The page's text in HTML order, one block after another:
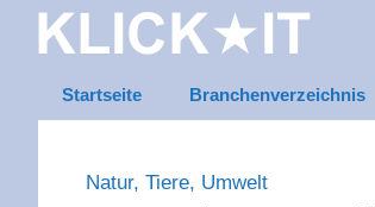
Inhalt
Startseite Branchenverzeichnis
Natur, Tiere, Umwelt